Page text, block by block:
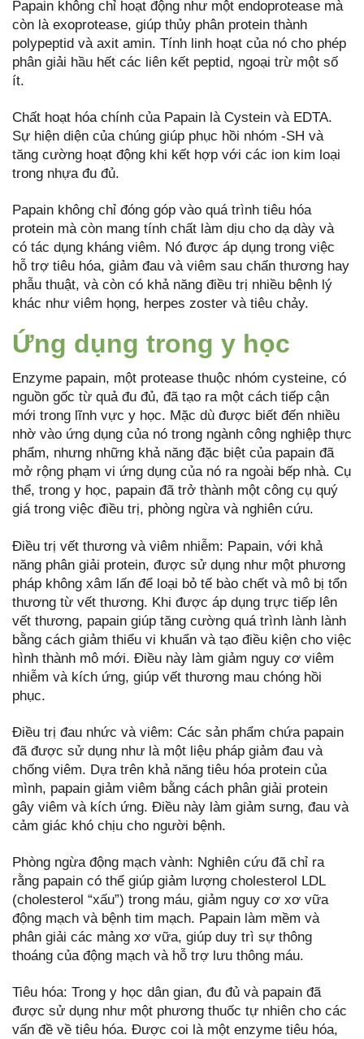
Papain không chỉ hoạt động như một endoprotease mà
còn là exoprotease, giúp thủy phân protein thành
polypeptid và axit amin. Tính linh hoạt của nó cho phép
phân giải hầu hết các liên kết peptid, ngoại trừ một số
ít.
Chất hoạt hóa chính của Papain là Cystein và EDTA.
Sự hiện diện của chúng giúp phục hồi nhóm -SH và
tăng cường hoạt động khi kết hợp với các ion kim loại
trong nhựa đu đủ.
Papain không chỉ đóng góp vào quá trình tiêu hóa
protein mà còn mang tính chất làm dịu cho dạ dày và
có tác dụng kháng viêm. Nó được áp dụng trong việc
hỗ trợ tiêu hóa, giảm đau và viêm sau chấn thương hay
phẫu thuật, và còn có khả năng điều trị nhiều bệnh lý
khác như viêm họng, herpes zoster và tiêu chảy.
Ứng dụng trong y học
Enzyme papain, một protease thuộc nhóm cysteine, có
nguồn gốc từ quả đu đủ, đã tạo ra một cách tiếp cận
mới trong lĩnh vực y học. Mặc dù được biết đến nhiều
nhờ vào ứng dụng của nó trong ngành công nghiệp thực
phẩm, nhưng những khả năng đặc biệt của papain đã
mở rộng phạm vi ứng dụng của nó ra ngoài bếp nhà. Cụ
thể, trong y học, papain đã trở thành một công cụ quý
giá trong việc điều trị, phòng ngừa và nghiên cứu.
Điều trị vết thương và viêm nhiễm: Papain, với khả
năng phân giải protein, được sử dụng như một phương
pháp không xâm lấn để loại bỏ tế bào chết và mô bị tổn
thương từ vết thương. Khi được áp dụng trực tiếp lên
vết thương, papain giúp tăng cường quá trình lành lành
bằng cách giảm thiểu vi khuẩn và tạo điều kiện cho việc
hình thành mô mới. Điều này làm giảm nguy cơ viêm
nhiễm và kích ứng, giúp vết thương mau chóng hồi
phục.
Điều trị đau nhức và viêm: Các sản phẩm chứa papain
đã được sử dụng như là một liệu pháp giảm đau và
chống viêm. Dựa trên khả năng tiêu hóa protein của
mình, papain giảm viêm bằng cách phân giải protein
gây viêm và kích ứng. Điều này làm giảm sưng, đau và
cảm giác khó chịu cho người bệnh.
Phòng ngừa động mạch vành: Nghiên cứu đã chỉ ra
rằng papain có thể giúp giảm lượng cholesterol LDL
(cholesterol “xấu”) trong máu, giảm nguy cơ xơ vữa
động mạch và bệnh tim mạch. Papain làm mềm và
phân giải các mảng xơ vữa, giúp duy trì sự thông
thoáng của động mạch và hỗ trợ lưu thông máu.
Tiêu hóa: Trong y học dân gian, đu đủ và papain đã
được sử dụng như một phương thuốc tự nhiên cho các
vấn đề về tiêu hóa. Được coi là một enzyme tiêu hóa,